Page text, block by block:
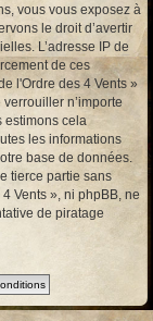
vous vous exposez à
le droit d’avertir
L’adresse IP de
de ces
l'Ordre des 4 Vents »
n’importe
estimons cela
les informations
base de données.
tierce partie sans
Vents », ni phpBB, ne
de piratage